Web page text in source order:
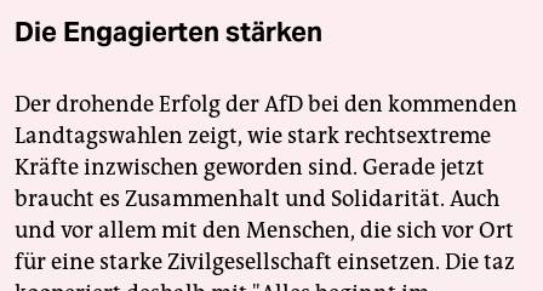
Die Engagierten stärken
Der drohende Erfolg der AfD bei den kommenden
Landtagswahlen zeigt, wie stark rechtsextreme
Kräfte inzwischen geworden sind. Gerade jetzt
braucht es Zusammenhalt und Solidarität. Auch
und vor allem mit den Menschen, die sich vor Ort
für eine starke Zivilgesellschaft einsetzen. Die taz